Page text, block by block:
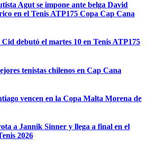
Agut se impone ante belga David
en el Tenis ATP175 Copa Cap Cana
debutó el martes 10 en Tenis ATP175
tenistas chilenos en Cap Cana
vencen en la Copa Malta Morena de
a Jannik Sinner y llega a final en el
2026